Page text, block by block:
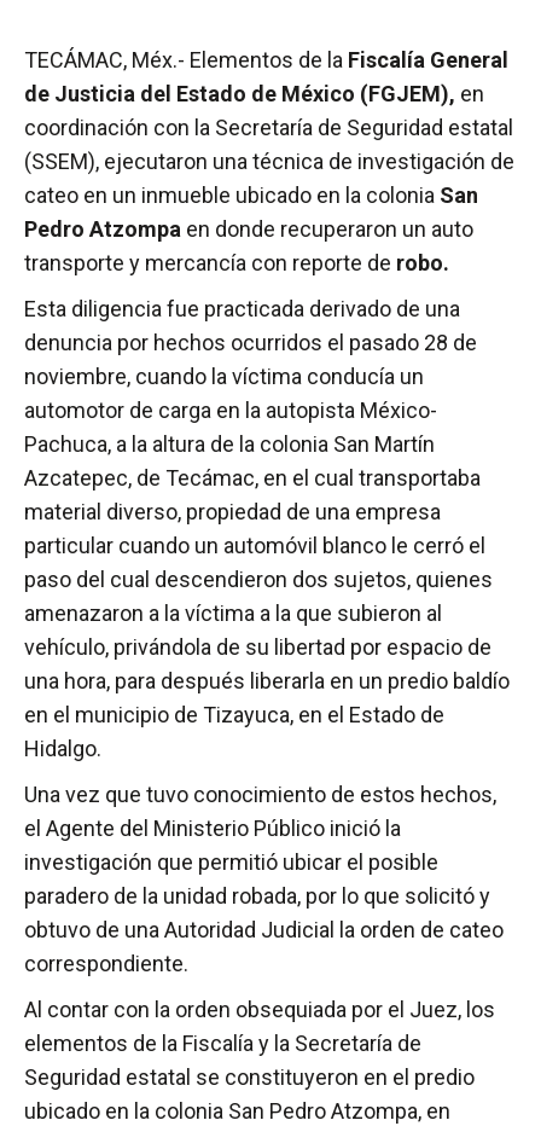
TECÁMAC, Méx.- Elementos de la Fiscalía General
de Justicia del Estado de México (FGJEM), en
coordinación con la Secretaría de Seguridad estatal
(SSEM), ejecutaron una técnica de investigación de
cateo en un inmueble ubicado en la colonia San
Pedro Atzompa en donde recuperaron un auto
transporte y mercancía con reporte de robo.
Esta diligencia fue practicada derivado de una
denuncia por hechos ocurridos el pasado 28 de
noviembre, cuando la víctima conducía un
automotor de carga en la autopista México-
Pachuca, a la altura de la colonia San Martín
Azcatepec, de Tecámac, en el cual transportaba
material diverso, propiedad de una empresa
particular cuando un automóvil blanco le cerró el
paso del cual descendieron dos sujetos, quienes
amenazaron a la víctima a la que subieron al
vehículo, privándola de su libertad por espacio de
una hora, para después liberarla en un predio baldío
en el municipio de Tizayuca, en el Estado de
Hidalgo.
Una vez que tuvo conocimiento de estos hechos,
el Agente del Ministerio Público inició la
investigación que permitió ubicar el posible
paradero de la unidad robada, por lo que solicitó y
obtuvo de una Autoridad Judicial la orden de cateo
correspondiente.
Al contar con la orden obsequiada por el Juez, los
elementos de la Fiscalía y la Secretaría de
Seguridad estatal se constituyeron en el predio
ubicado en la colonia San Pedro Atzompa, en